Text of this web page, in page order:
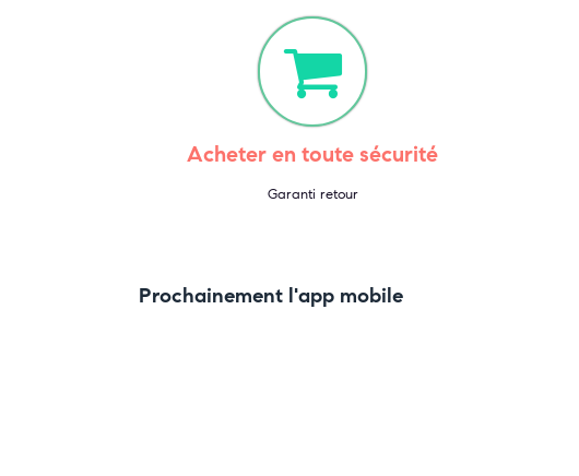
Acheter en toute sécurité
Garanti retour
Prochainement l'app mobile